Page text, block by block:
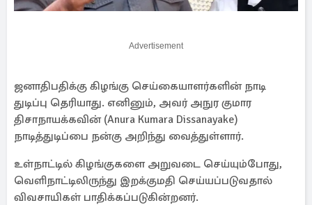
Advertisement
ஜனாதிபதிக்கு கிழங்கு செய்கையாளர்களின் நாடி
துடிப்பு தெரியாது. எனினும், அவர் அநுர குமார
திசாநாயக்கவின் (Anura Kumara Dissanayake)
நாடித்துடிப்பை நன்கு அறிந்து வைத்துள்ளார்.
உள்நாட்டில் கிழங்குகளை அறுவடை செய்யும்போது,
வெளிநாட்டிலிருந்து இறக்குமதி செய்யப்படுவதால்
விவசாயிகள் பாதிக்கப்படுகின்றனர்.